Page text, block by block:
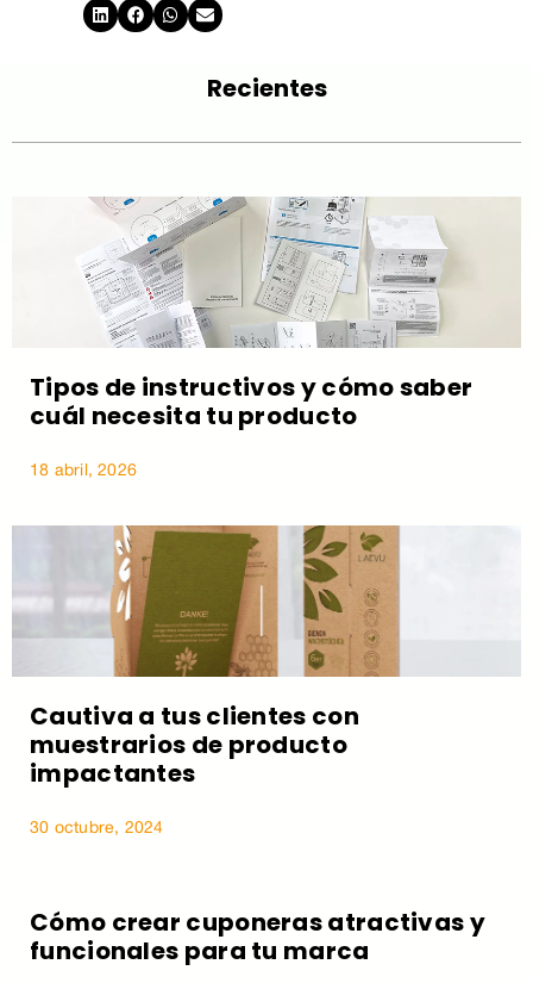
Recientes
Tipos de instructivos y cómo saber
cuál necesita tu producto
18 abril, 2026
Cautiva a tus clientes con
muestrarios de producto
impactantes
30 octubre, 2024
Cómo crear cuponeras atractivas y
funcionales para tu marca